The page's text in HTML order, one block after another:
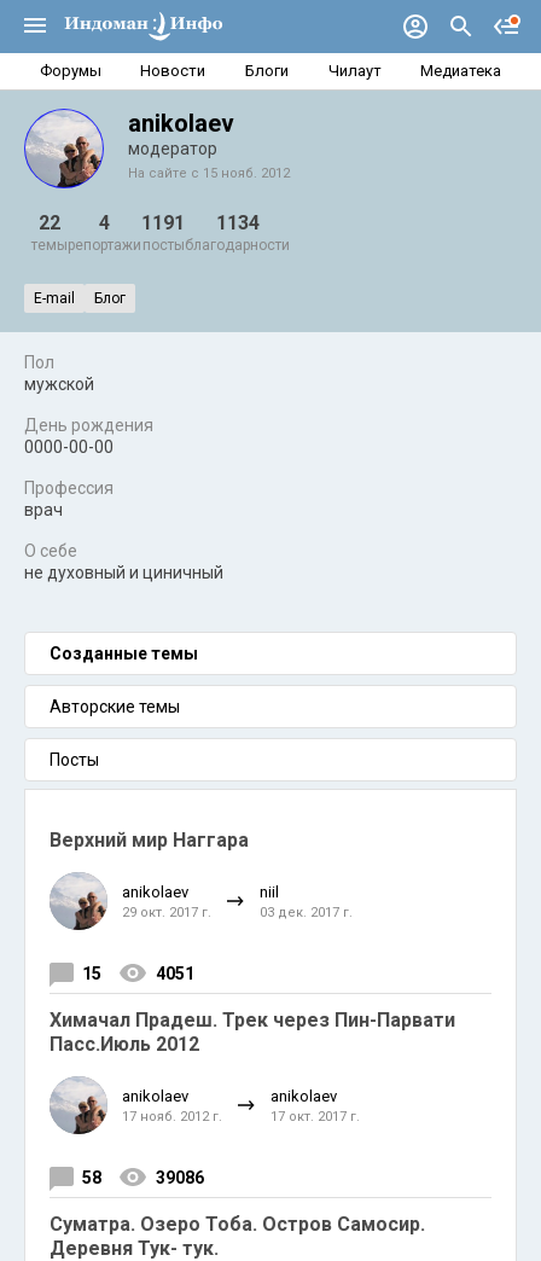
Форумы Новости Блоги Чилаут Медиатека
anikolaev
модератор
На сайте с 15 нояб. 2012
22
темы
4
репортажи
1191
посты
1134
благодарности
E-mail Блог
Пол
мужской
День рождения
0000-00-00
Профессия
врач
О себе
не духовный и циничный
Созданные темы
Авторские темы
Посты
Верхний мир Наггара
anikolaev
29 окт. 2017 г.
niil
03 дек. 2017 г.
15 4051
Химачал Прадеш. Трек через Пин-Парвати
Пасс.Июль 2012
anikolaev
17 нояб. 2012 г.
anikolaev
17 окт. 2017 г.
58 39086
Суматра. Озеро Тоба. Остров Самосир.
Деревня Тук- тук.